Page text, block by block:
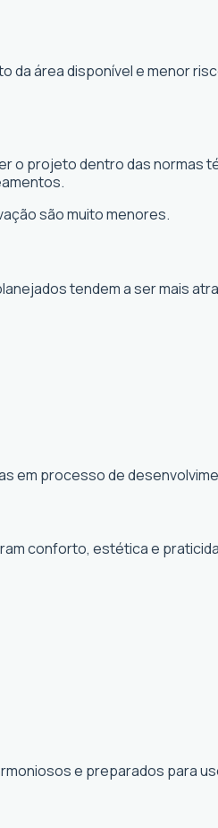
área disponível e menor
o projeto dentro das normas
são muito menores.
tendem a ser mais
em processo de
conforto, estética e
e preparados para